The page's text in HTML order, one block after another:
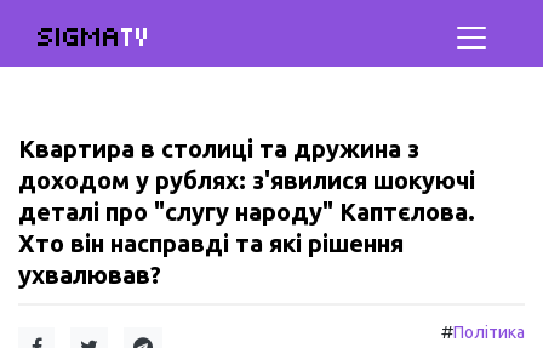
SIGMATV
Квартира в столиці та дружина з
доходом у рублях: з'явилися шокуючі
деталі про "слугу народу" Каптєлова.
Хто він насправді та які рішення
ухвалював?
#Політика